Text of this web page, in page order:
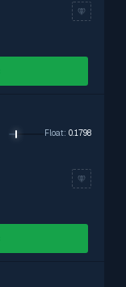
Float: 0.1798